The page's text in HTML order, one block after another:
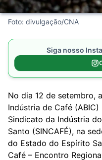
Foto: divulgação/CNA
Siga nosso
No dia 12 de setembro,
Indústria de Café
Sindicato da Indústria
Santo (SINCAFÉ), na
do Estado do Espírito
Café – Encontro